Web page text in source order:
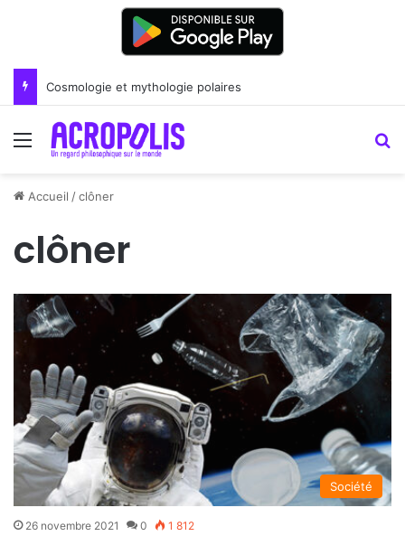
Cosmologie et mythologie polaires
Menu
Accueil /clôner
clôner
Société
26 novembre 2021 0 1 812